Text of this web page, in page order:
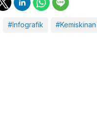
#Infografik #Kemiskinan